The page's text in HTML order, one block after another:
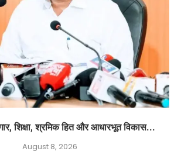
शिक्षा, श्रमिक हित और आधारभूत विकास...
August 8, 2026